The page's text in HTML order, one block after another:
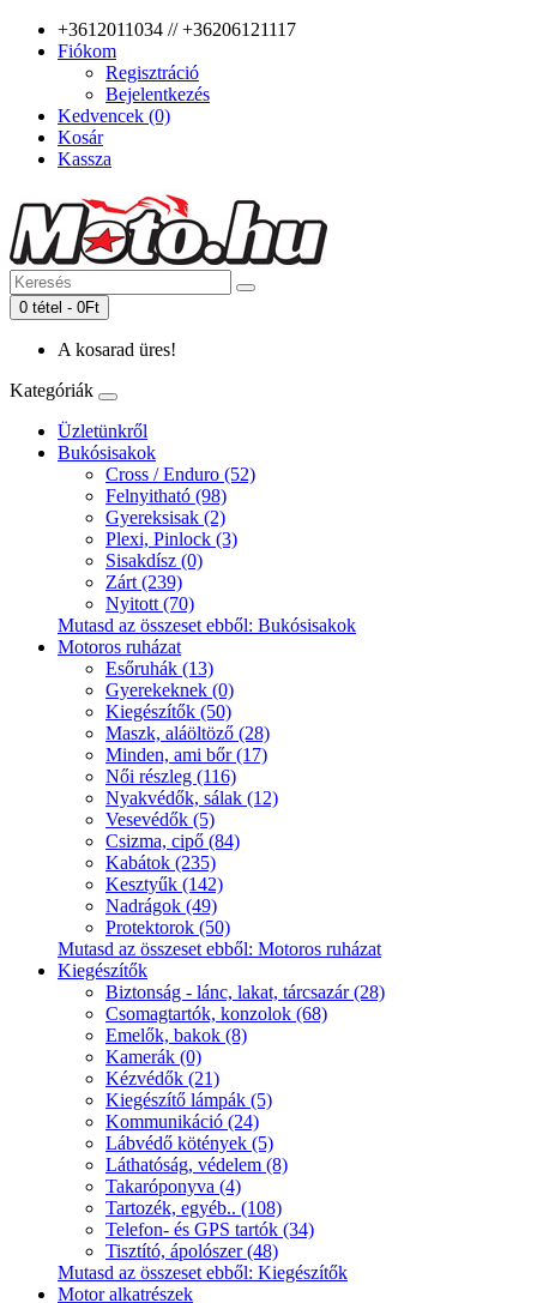
+3612011034 // +36206121117
Fiókom
Regisztráció
Bejelentkezés
Kedvencek (0)
Kosár
Kassza
0 tétel - 0Ft
A kosarad üres!
Kategóriák
Üzletünkről
Bukósisakok
Cross / Enduro (52)
Felnyitható (98)
Gyereksisak (2)
Plexi, Pinlock (3)
Sisakdísz (0)
Zárt (239)
Nyitott (70)
Mutasd az összeset ebből: Bukósisakok
Motoros ruházat
Esőruhák (13)
Gyerekeknek (0)
Kiegészítők (50)
Maszk, aláöltöző (28)
Minden, ami bőr (17)
Női részleg (116)
Nyakvédők, sálak (12)
Vesevédők (5)
Csizma, cipő (84)
Kabátok (235)
Kesztyűk (142)
Nadrágok (49)
Protektorok (50)
Mutasd az összeset ebből: Motoros ruházat
Kiegészítők
Biztonság - lánc, lakat, tárcsazár (28)
Csomagtartók, konzolok (68)
Emelők, bakok (8)
Kamerák (0)
Kézvédők (21)
Kiegészítő lámpák (5)
Kommunikáció (24)
Lábvédő kötények (5)
Láthatóság, védelem (8)
Takaróponyva (4)
Tartozék, egyéb.. (108)
Telefon- és GPS tartók (34)
Tisztító, ápolószer (48)
Mutasd az összeset ebből: Kiegészítők
Motor alkatrészek